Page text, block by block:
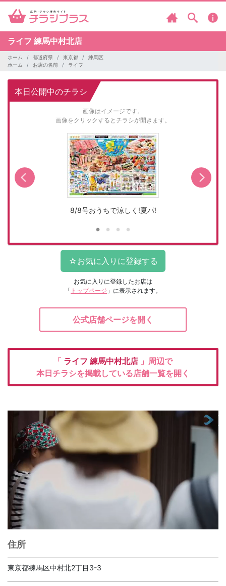
ライフ 練馬中村北店
ホーム 都道府県 東京都
練馬区
ホーム
お店の名前 ライフ
本日公開中のチラシ
画像はイメージです。
画像をクリックするとチラシが開きます。
8/8号おうちで涼しく!夏パ!
お気に入りに登録したお店は
「 トップページ 」に表示されます。
公式店舗ページを開く
「 ライフ 練馬中村北店 」周辺で
本日チラシを掲載している店舗一覧を開く
住所
東京都練馬区中村北2丁目3-3